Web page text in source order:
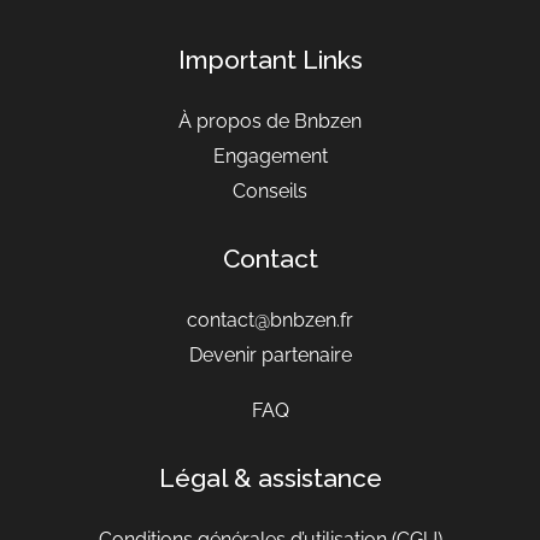
Important Links
À propos de Bnbzen
Engagement
Conseils
Contact
contact@bnbzen.fr
Devenir partenaire
FAQ
Légal & assistance